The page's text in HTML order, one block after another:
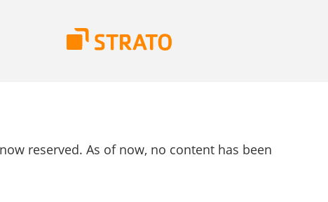
reserved. As of now, no content has been